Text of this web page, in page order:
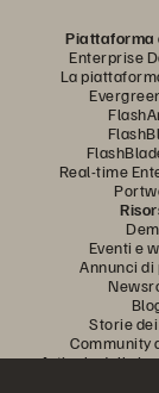
Piattaforma
Enterprise
La
Real-time
Eventi e
Annunci di
Storie
Community
Articolo della